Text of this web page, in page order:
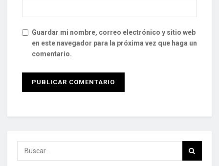
Guardar mi nombre, correo electrónico y sitio web
en este navegador para la próxima vez que haga un
comentario.